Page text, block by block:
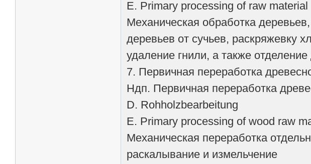
Е. Primary processing of raw material
Механическая обработка
деревьев от сучьев, раскряжевку
удаление гнили, а также
7. Первичная переработка
Ндп. Первичная переработка
D. Rohholzbearbeitung
Е. Primary processing of wood raw
Механическая переработка
раскалывание и измельчение